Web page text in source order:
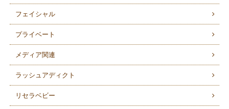
フェイシャル
プライベート
メディア関連
ラッシュアディクト
リセラベビー